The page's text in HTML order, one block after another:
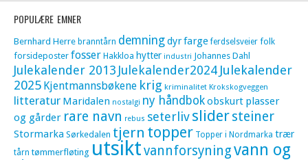
POPULÆRE EMNER
Bernhard Herre branntårn demningdyrfarge ferdselsveier folk
forsideposter fosser Hakkloa hytter industri Johannes Dahl
Julekalender 2013 Julekalender2024 Julekalender
2025 Kjentmannsbøkene krig kriminalitet Krokskogveggen
litteratur Maridalen nostalgi ny håndbokobskurt plasser
og gårder rare navn rebus seterlivslidersteiner
Stormarka Sørkedalen tjern topper Topper i Nordmarka trær
tårn tømmerfløting utsiktvannforsyningvann og